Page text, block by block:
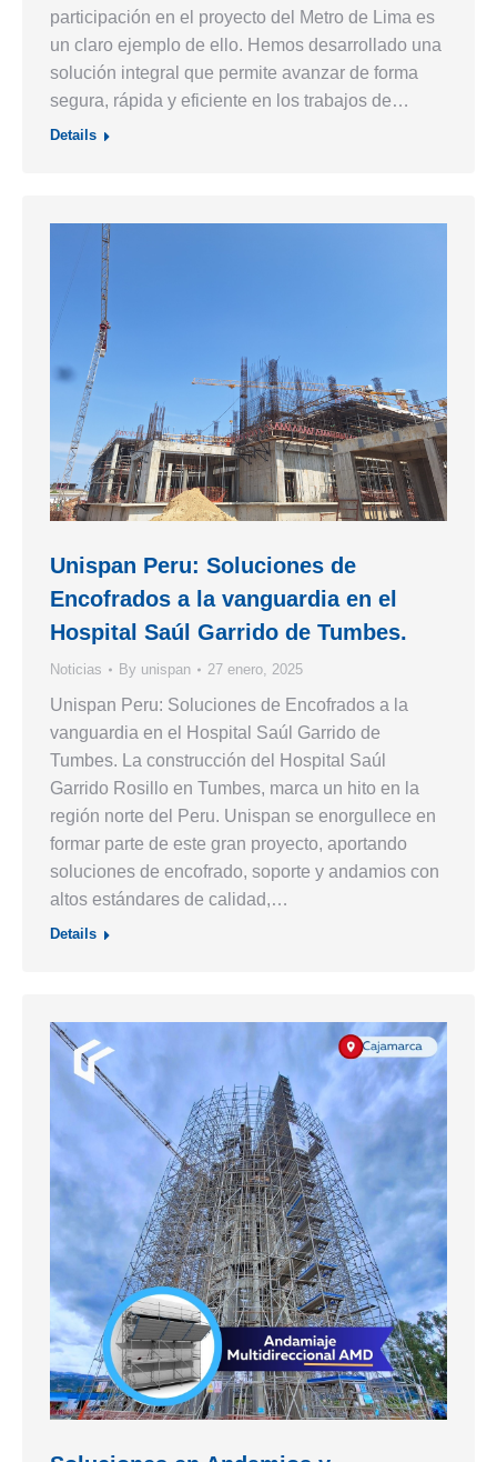
participación en el proyecto del Metro de Lima es
un claro ejemplo de ello. Hemos desarrollado una
solución integral que permite avanzar de forma
segura, rápida y eficiente en los trabajos de…
Details
Unispan Peru: Soluciones de
Encofrados a la vanguardia en el
Hospital Saúl Garrido de Tumbes.
Noticias By unispan 27 enero, 2025
Unispan Peru: Soluciones de Encofrados a la
vanguardia en el Hospital Saúl Garrido de
Tumbes. La construcción del Hospital Saúl
Garrido Rosillo en Tumbes, marca un hito en la
región norte del Peru. Unispan se enorgullece en
formar parte de este gran proyecto, aportando
soluciones de encofrado, soporte y andamios con
altos estándares de calidad,…
Details